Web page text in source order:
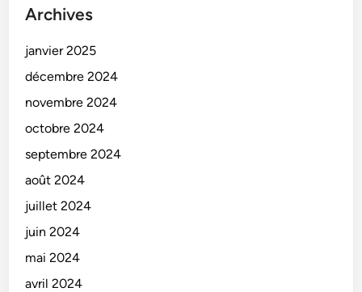
Archives
janvier 2025
décembre 2024
novembre 2024
octobre 2024
septembre 2024
août 2024
juillet 2024
juin 2024
mai 2024
avril 2024